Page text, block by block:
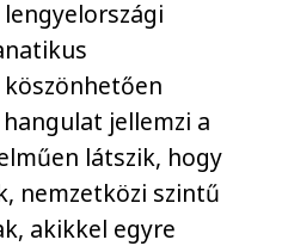
jellemzi a
látszik, hogy
nemzetközi szintű
akikkel egyre